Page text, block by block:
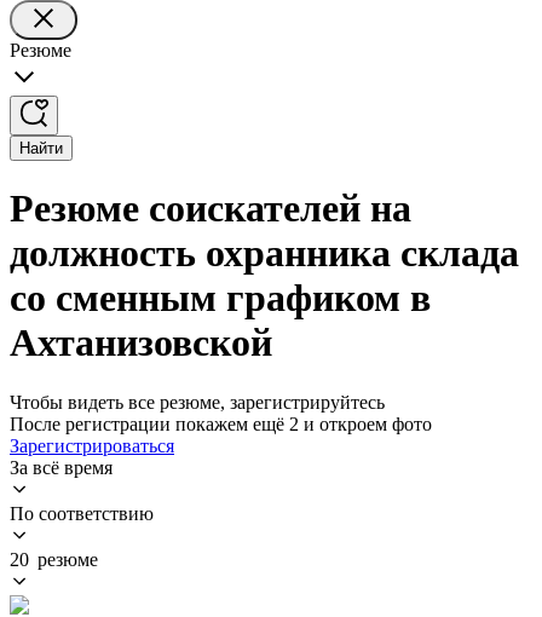
Резюме
Найти
Резюме соискателей на
должность охранника склада
со сменным графиком в
Ахтанизовской
Чтобы видеть все резюме, зарегистрируйтесь
После регистрации покажем ещё 2 и откроем фото
Зарегистрироваться
За всё время
По соответствию
20 резюме